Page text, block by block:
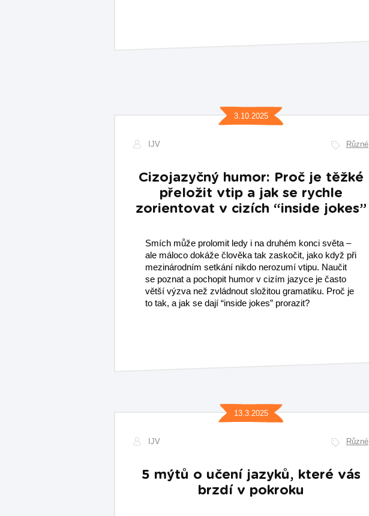
3.10.2025
IJV Různé
Cizojazyčný humor: Proč je těžké
přeložit vtip a jak se rychle
zorientovat v cizích “inside jokes”
Smích může prolomit ledy i na druhém konci světa –
ale máloco dokáže člověka tak zaskočit, jako když při
mezinárodním setkání nikdo nerozumí vtipu. Naučit
se poznat a pochopit humor v cizím jazyce je často
větší výzva než zvládnout složitou gramatiku. Proč je
to tak, a jak se dají “inside jokes” prorazit?
13.3.2025
IJV Různé
5 mýtů o učení jazyků, které vás
brzdí v pokroku